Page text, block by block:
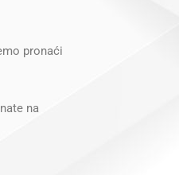
pronaći
na